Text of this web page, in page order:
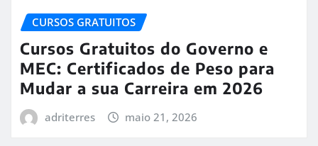
CURSOS GRATUITOS
Cursos Gratuitos do Governo e
MEC: Certificados de Peso para
Mudar a sua Carreira em 2026
adriterres maio 21, 2026